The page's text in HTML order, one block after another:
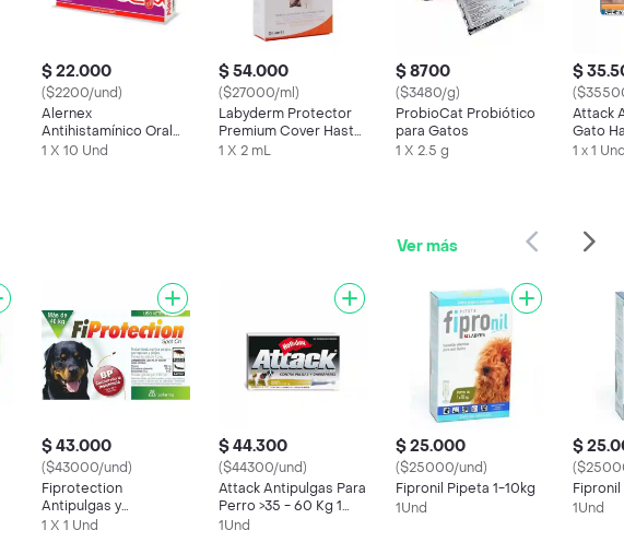
$ 22.000
($2200/und)
Alernex
Antihistamínico Oral
para Perros y Gatos (5
1 X 10 Und
$ 54.000
($27000/ml)
Labyderm Protector
Premium Cover Hasta
20 Kg
1 X 2 mL
$ 8700
($3480/g)
ProbioCat Probiótico
para Gatos
1 X 2.5 g
$
Attack
Gato
Pipeta
1 x 1
Ver más
$ 43.000
($43000/und)
Fiprotection
Antipulgas y
Garrapatas para Perro
1 X 1 Und
$ 44.300
($44300/und)
Attack Antipulgas Para
Perro >35 - 60 Kg 1
Pipeta
1Und
$ 25.000
($25000/und)
Fipronil Pipeta 1-10kg
1Und
$
1Und